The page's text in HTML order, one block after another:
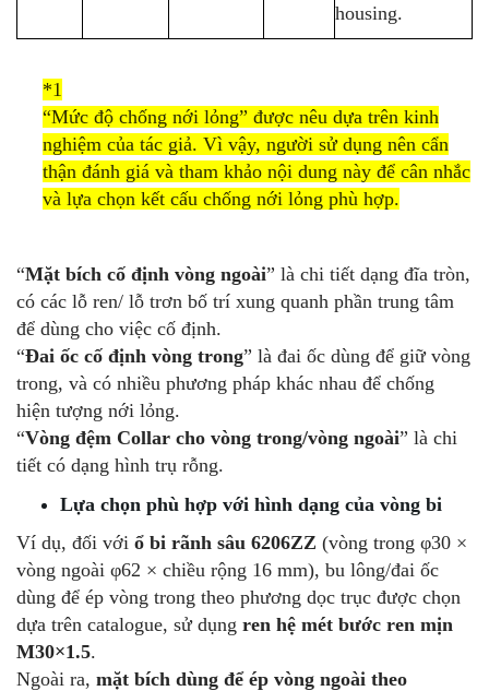
housing.
*1
“Mức độ chống nới lỏng” được nêu dựa trên kinh
nghiệm của tác giả. Vì vậy, người sử dụng nên cẩn
thận đánh giá và tham khảo nội dung này để cân nhắc
và lựa chọn kết cấu chống nới lỏng phù hợp.
“Mặt bích cố định vòng ngoài” là chi tiết dạng đĩa tròn,
có các lỗ ren/ lỗ trơn bố trí xung quanh phần trung tâm
để dùng cho việc cố định.
“Đai ốc cố định vòng trong” là đai ốc dùng để giữ vòng
trong, và có nhiều phương pháp khác nhau để chống
hiện tượng nới lỏng.
“Vòng đệm Collar cho vòng trong/vòng ngoài” là chi
tiết có dạng hình trụ rỗng.
Lựa chọn phù hợp với hình dạng của vòng bi
Ví dụ, đối với ổ bi rãnh sâu 6206ZZ (vòng trong φ30 ×
vòng ngoài φ62 × chiều rộng 16 mm), bu lông/đai ốc
dùng để ép vòng trong theo phương dọc trục được chọn
dựa trên catalogue, sử dụng ren hệ mét bước ren mịn
M30×1.5.
Ngoài ra, mặt bích dùng để ép vòng ngoài theo